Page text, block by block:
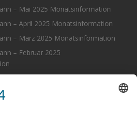
– Mai 2025 Monatsinformation
– April 2025 Monatsinformation
– März 2025 Monatsinformation
– Februar 2025